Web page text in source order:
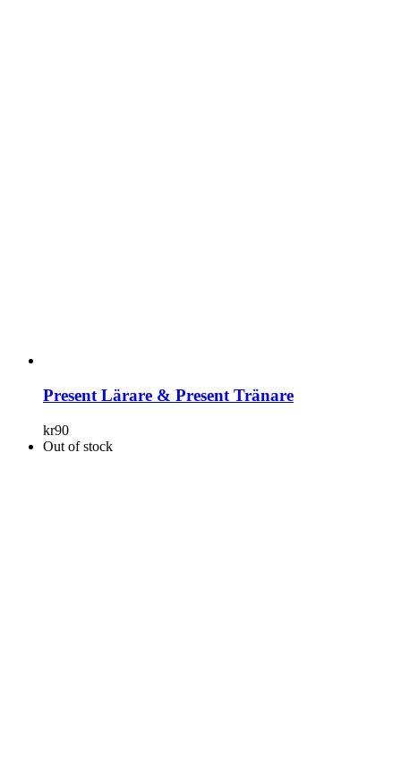
Present Lärare & Present Tränare
kr90
Out of stock